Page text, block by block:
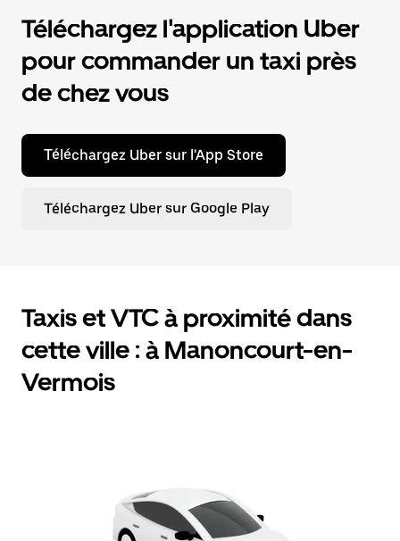
Téléchargez l'application Uber
pour commander un taxi près
de chez vous
Téléchargez Uber sur l'App Store
Téléchargez Uber sur Google Play
Taxis et VTC à proximité dans
cette ville : à Manoncourt-en-
Vermois